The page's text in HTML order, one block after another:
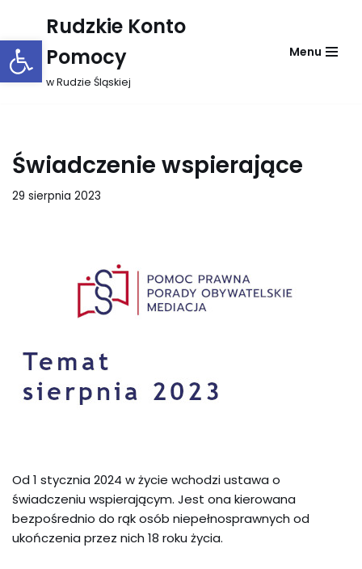
Otwórz pasek narzędzi
Przejdź
do
treści
Rudzkie Konto
Pomocy
w Rudzie Śląskiej
Menu
Świadczenie wspierające
29 sierpnia 2023
Od 1 stycznia 2024 w życie wchodzi ustawa o
świadczeniu wspierającym. Jest ona kierowana
bezpośrednio do rąk osób niepełnosprawnych od
ukończenia przez nich 18 roku życia.